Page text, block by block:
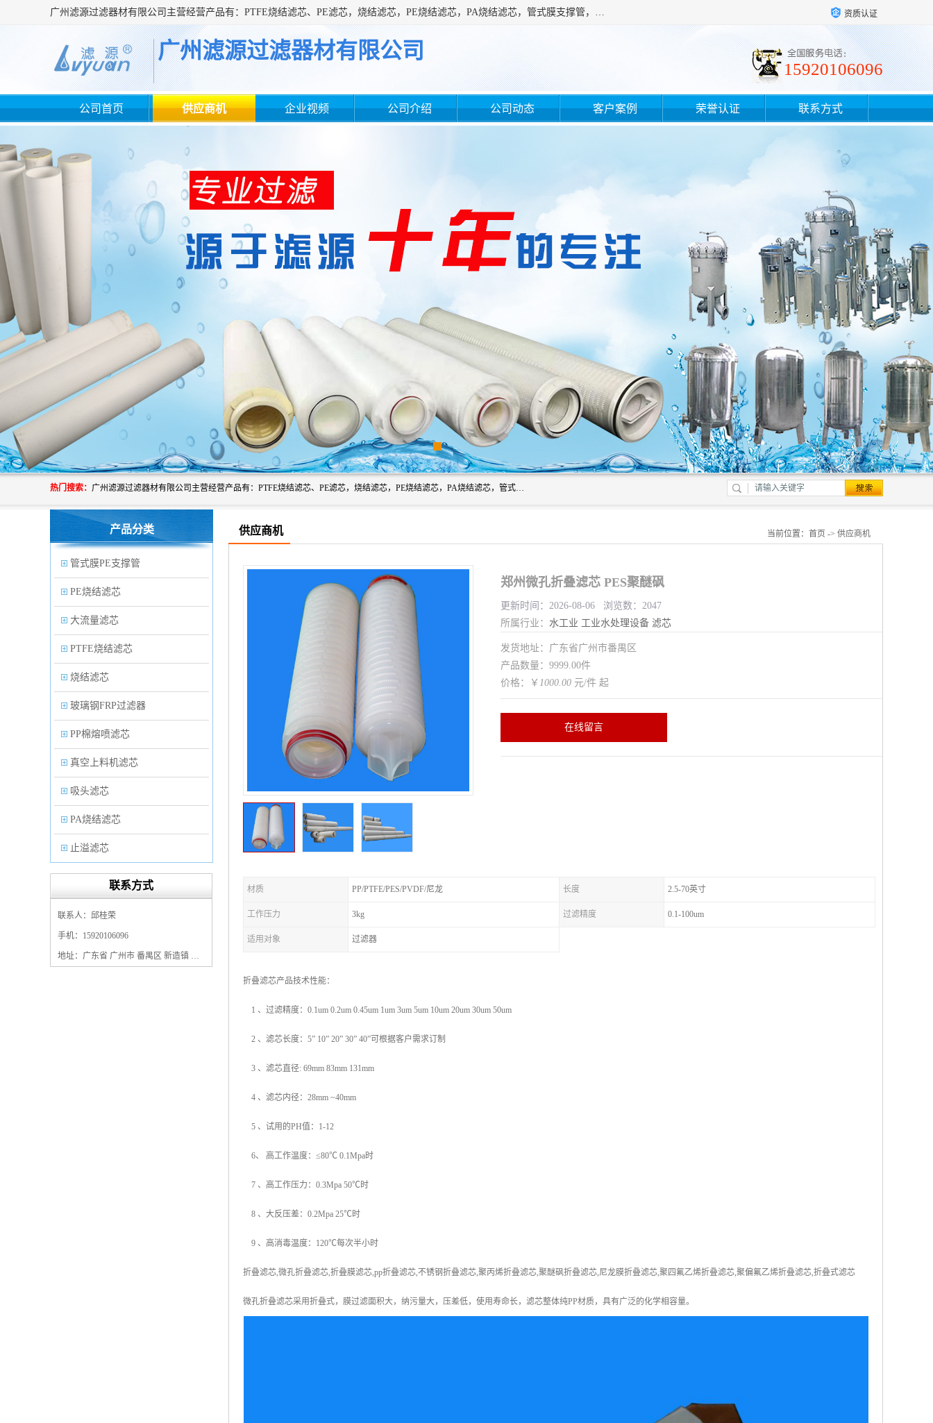
广州滤源过滤器材有限公司主营经营产品有：PTFE烧结滤芯、PE滤芯，烧结滤芯，PE烧结滤芯，PA烧结滤芯，管式膜支撑管，真空上料机滤芯，粉末烧结滤芯，止溢滤芯，吸头滤芯，湿化瓶滤芯、不锈钢烧结滤芯等。公司现拥有一批精干的管理人员和一支高素质的技术队伍，舒适优雅的办公环境和拥有全新现代化标准厂房。 资质认证
广州滤源过滤器材有限公司
15920106096
公司首页 供应商机 企业视频 公司介绍 公司动态 客户案例 荣誉认证 联系方式
热门搜索： 广州滤源过滤器材有限公司主营经营产品有：PTFE烧结滤芯、PE滤芯，烧结滤芯，PE烧结滤芯，PA烧结滤芯，管式膜支撑管，真空上料机滤芯，粉末烧结滤芯，止溢滤芯，吸头滤芯，湿化瓶滤芯、不锈钢烧结滤芯等。公司现拥有一批精干的管理人员和一支高素质的技术队伍，舒适优雅的办公环境和拥有全新现代化标准厂房。
产品分类
管式膜PE支撑管
PE烧结滤芯
大流量滤芯
PTFE烧结滤芯
烧结滤芯
玻璃钢FRP过滤器
PP棉熔喷滤芯
真空上料机滤芯
吸头滤芯
PA烧结滤芯
止溢滤芯
PP塑料过滤器
保安过滤器滤芯
联系方式
联系人：邱桂荣
手机：15920106096
地址：广东省 广州市 番禺区 新造镇 新造镇石角咀街4号三楼之一
供应商机 当前位置： 首页 -> 供应商机
郑州微孔折叠滤芯 PES聚醚砜
更新时间：2026-08-06 浏览数：2047
所属行业： 水工业 工业水处理设备 滤芯
发货地址：广东省广州市番禺区
产品数量：9999.00件
价格：￥ 1000.00 元/件 起
在线留言
材质 PP/PTFE/PES/PVDF/尼龙 长度 2.5-70英寸
工作压力 3kg 过滤精度 0.1-100um
适用对象 过滤器
折叠滤芯产品技术性能：
1 、过滤精度：0.1um 0.2um 0.45um 1um 3um 5um 10um 20um 30um 50um
2 、滤芯长度：5” 10” 20” 30” 40”可根据客户需求订制
3 、滤芯直径: 69mm 83mm 131mm
4 、滤芯内径：28mm ~40mm
5 、试用的PH值：1-12
6、 高工作温度：≤80℃ 0.1Mpa时
7 、高工作压力：0.3Mpa 50℃时
8 、大反压差：0.2Mpa 25℃时
9 、高消毒温度：120℃每次半小时
折叠滤芯,微孔折叠滤芯,折叠膜滤芯,pp折叠滤芯,不锈钢折叠滤芯,聚丙烯折叠滤芯,聚醚砜折叠滤芯,尼龙膜折叠滤芯,聚四氟乙烯折叠滤芯,聚偏氟乙烯折叠滤芯,折叠式滤芯
微孔折叠滤芯采用折叠式，膜过滤面积大，纳污量大，压差低，使用寿命长，滤芯整体纯PP材质，具有广泛的化学相容量。